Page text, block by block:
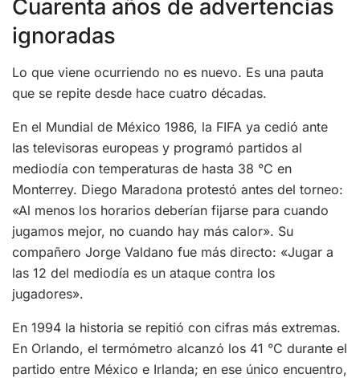
Cuarenta años de advertencias
ignoradas
Lo que viene ocurriendo no es nuevo. Es una pauta
que se repite desde hace cuatro décadas.
En el Mundial de México 1986, la FIFA ya cedió ante
las televisoras europeas y programó partidos al
mediodía con temperaturas de hasta 38 °C en
Monterrey. Diego Maradona protestó antes del torneo:
«Al menos los horarios deberían fijarse para cuando
jugamos mejor, no cuando hay más calor». Su
compañero Jorge Valdano fue más directo: «Jugar a
las 12 del mediodía es un ataque contra los
jugadores».
En 1994 la historia se repitió con cifras más extremas.
En Orlando, el termómetro alcanzó los 41 °C durante el
partido entre México e Irlanda; en ese único encuentro,